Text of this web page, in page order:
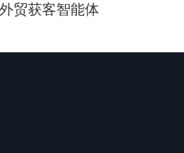
贸获客智能体